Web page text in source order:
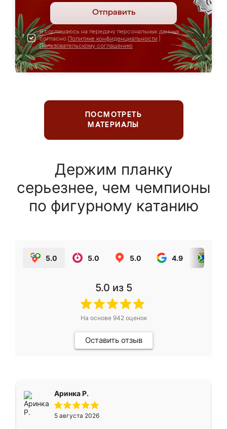
Отправить
Я соглашаюсь на передачу персональных данных
согласно Политике конфиденциальности
Пользовательскому соглашению
ПОСМОТРЕТЬ
МАТЕРИАЛЫ
Держим планку
серьезнее, чем чемпионы
по фигурному катанию
5.0 5.0 5.0 4.9
5.0 из 5
На основе 942оценок
Оставить отзыв
Аринка Р.
5 августа 2026